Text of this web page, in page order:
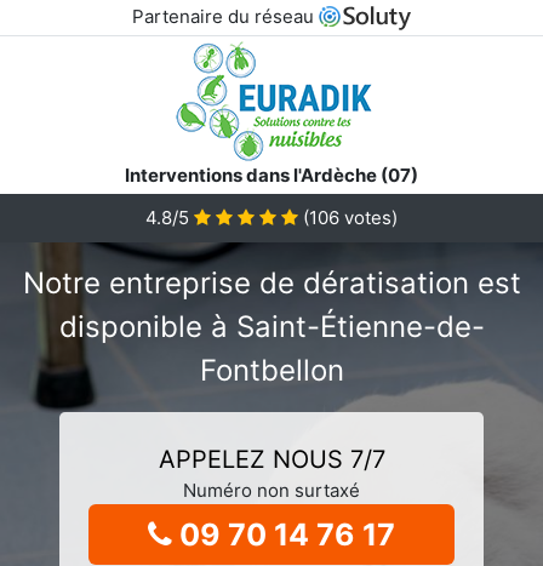
Partenaire du réseau
Interventions dans l'Ardèche (07)
4.8/5
(106 votes)
Notre entreprise de dératisation est
disponible à Saint-Étienne-de-
Fontbellon
APPELEZ NOUS 7/7
Numéro non surtaxé
09 70 14 76 17